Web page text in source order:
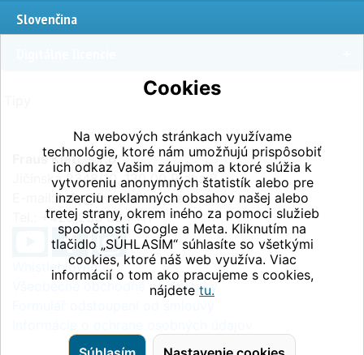
Slovenčina
Fraus Klett, s.r.o.
Jičínská 2348/10, 130 00 Praha 3
E-mail:info@fraus-klett.cz
Tel.: +420 233 084 111
Whistleblowing
Všeobecné obchodné podmienky
Cookies
Na webových stránkach využívame
technológie, ktoré nám umožňujú prispôsobiť
ich odkaz Vašim záujmom a ktoré slúžia k
vytvoreniu anonymných štatistík alebo pre
inzerciu reklamných obsahov našej alebo
tretej strany, okrem iného za pomoci služieb
spoločnosti Google a Meta. Kliknutím na
tlačidlo „SÚHLASÍM“ súhlasíte so všetkými
cookies, ktoré náš web využíva. Viac
informácií o tom ako pracujeme s cookies,
nájdete tu.